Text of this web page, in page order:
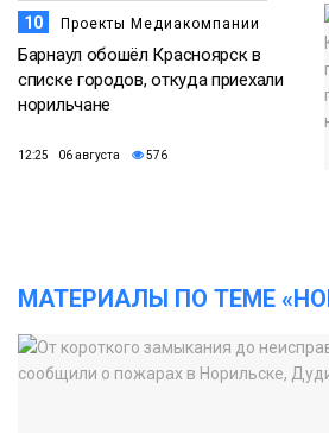
10 Проекты Медиакомпании
Барнаул обошёл Красноярск в
списке городов, откуда приехали
норильчане
12:25 06 августа 576
МАТЕРИАЛЫ ПО ТЕМЕ